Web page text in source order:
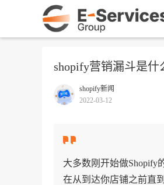
shopify营销漏斗是什
shopify新闻
2022-03-12
大多数刚开始做Shopify
在从到达你店铺之前直